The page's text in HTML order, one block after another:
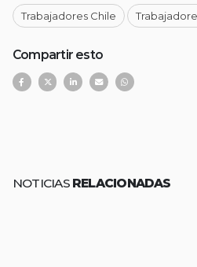
Trabajadores Chile
Compartir esto
NOTICIAS RELACIONADAS